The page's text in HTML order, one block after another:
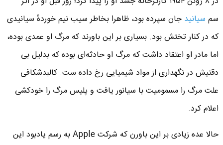
سم سیانید جان سپرده بود، ظاهرا بخاطر سیب نیم خوردهٔ سیانیدی
که در کنار تختش بود. بسیاری بر این باورند که مرگ او عمدی بوده،
اما مادر او اعتقاد داشت که مرگ او حادثه‌ای بوده که بدلیل بی
دقتیش در نگهداری از مواد شیمیایی رخ داده ست. کالبدشکافی
علت مرگ را مسمومیت با سیانور یافت و پلیس مرگ را خودکشی
اعلام کرد.
حالا عده زیادی بر این باورن که شرکت Apple به رسم یادبود این